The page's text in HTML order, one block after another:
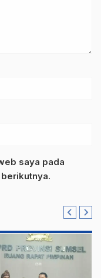
saya pada